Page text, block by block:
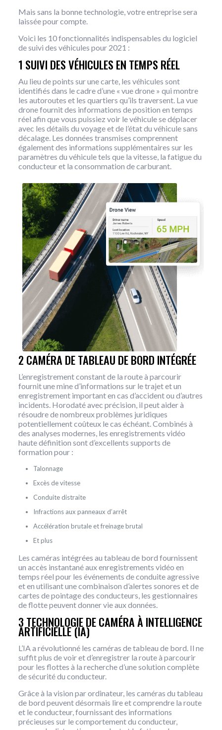
Mais sans la bonne technologie, votre entreprise sera
laissée pour compte.
Voici les 10 fonctionnalités indispensables du logiciel
de suivi des véhicules pour 2021 :
1 SUIVI DES VÉHICULES EN TEMPS RÉEL
Au lieu de points sur une carte, les véhicules sont
identifiés dans le cadre d’une « vue drone » qui montre
les autoroutes et les quartiers qu’ils traversent. La vue
drone fournit des informations de position en temps
réel afin que vous puissiez voir le véhicule se déplacer
avec les détails du voyage et de l’état du véhicule sans
décalage. Les données transmises comprennent
également des informations supplémentaires sur les
paramètres du véhicule tels que la vitesse, la fatigue du
conducteur et la consommation de carburant.
2 CAMÉRA DE TABLEAU DE BORD INTÉGRÉE
L’enregistrement constant de la route à parcourir
fournit une mine d’informations sur le trajet et un
enregistrement important en cas d’accident ou d’autres
incidents. Horodaté avec précision, il peut aider à
résoudre de nombreux problèmes juridiques
potentiellement coûteux le cas échéant. Combinés à
des analyses modernes, les enregistrements vidéo
haute définition sont d’excellents supports de
formation pour :
Talonnage
Excès de vitesse
Conduite distraite
Infractions aux panneaux d’arrêt
Accélération brutale et freinage brutal
Et plus
Les caméras intégrées au tableau de bord fournissent
un accès instantané aux enregistrements vidéo en
temps réel pour les événements de conduite agressive
et en utilisant une combinaison d’alertes sonores et de
cartes de pointage des conducteurs, les gestionnaires
de flotte peuvent donner vie aux données.
3 TECHNOLOGIE DE CAMÉRA À INTELLIGENCE
ARTIFICIELLE (IA)
L’IA a révolutionné les caméras de tableau de bord. Il ne
suffit plus de voir et d’enregistrer la route à parcourir
pour les flottes à la recherche d’une solution complète
de sécurité du conducteur.
Grâce à la vision par ordinateur, les caméras du tableau
de bord peuvent désormais lire et comprendre la route
et le conducteur, fournissant des informations
précieuses sur le comportement du conducteur,